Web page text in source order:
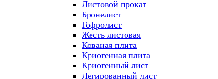
Листовой прокат
Бронелист
Гофролист
Жесть листовая
Кованая плита
Криогенная плита
Криогенный лист
Легированный лист